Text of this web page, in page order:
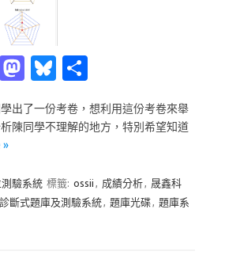
X
M
t
o
Bl
es
出了一份考卷，想利用這份考卷來舉
陳同學不理解的地方，特別希望知道
»
驗系統 標籤: ossii , 成績分析, 晟鑫科
診斷式題庫及測驗系統, 題庫光碟, 題庫系